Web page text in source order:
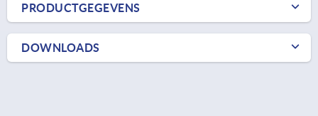
PRODUCTGEGEVENS
DOWNLOADS